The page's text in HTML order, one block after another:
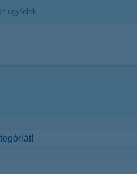
ügyfelek